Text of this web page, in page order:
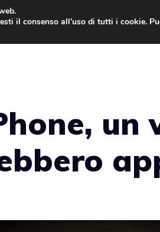
un
il consenso all’uso di tutti i cookie.